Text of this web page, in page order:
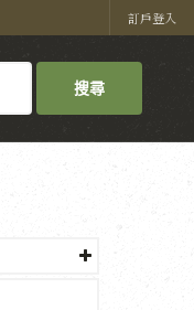
訂戶登入
搜尋